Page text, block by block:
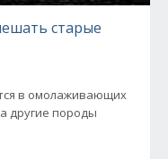
старые
в омолаживающих
другие породы